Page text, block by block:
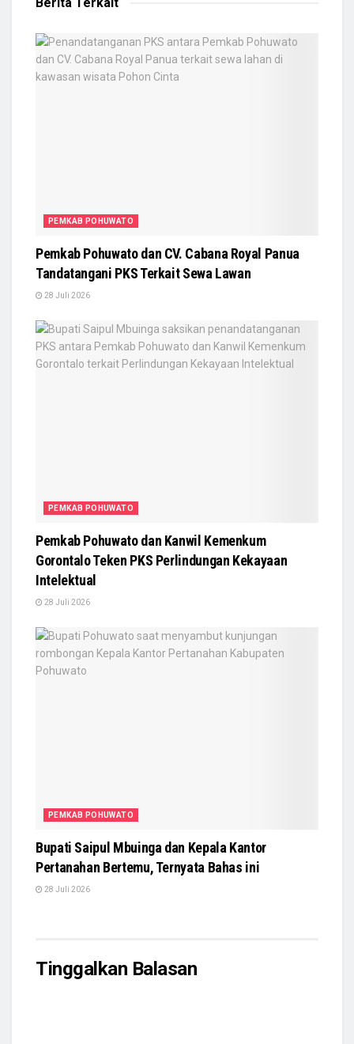
PEMKAB POHUWATO
Pemkab Pohuwato dan CV. Cabana Royal Panua
Tandatangani PKS Terkait Sewa Lawan
28 Juli 2026
PEMKAB POHUWATO
Pemkab Pohuwato dan Kanwil Kemenkum
Gorontalo Teken PKS Perlindungan Kekayaan
Intelektual
28 Juli 2026
PEMKAB POHUWATO
Bupati Saipul Mbuinga dan Kepala Kantor
Pertanahan Bertemu, Ternyata Bahas ini
28 Juli 2026
Tinggalkan Balasan